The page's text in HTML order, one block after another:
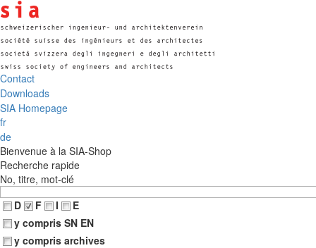
Contact
Downloads
SIA Homepage
fr
de
Bienvenue à la SIA-Shop
Recherche rapide
No, titre, mot-clé
D
F I
E
y compris SN EN
y compris archives